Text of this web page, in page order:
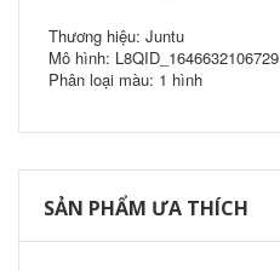
Thương hiệu: Juntu
Mô hình: L8QID_1646632106729
Phân loại màu: 1 hình
SẢN PHẨM ƯA THÍCH